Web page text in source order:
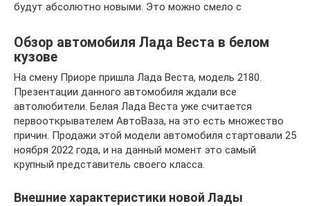
будут абсолютно новыми. Это можно смело с
Обзор автомобиля Лада Веста в белом
кузове
На смену Приоре пришла Лада Веста, модель 2180.
Презентации данного автомобиля ждали все
автолюбители. Белая Лада Веста уже считается
первооткрывателем АвтоВаза, на это есть множество
причин. Продажи этой модели автомобиля стартовали 25
ноября 2022 года, и на данный момент это самый
крупный представитель своего класса.
Внешние характеристики новой Лады